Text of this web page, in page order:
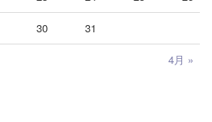
4月 »
30 31